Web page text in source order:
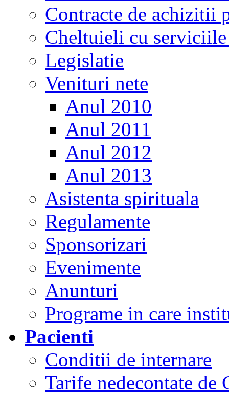
Contracte de achizitii
Cheltuieli cu
Legislatie
Venituri nete
Anul 2010
Anul 2011
Anul 2012
Anul 2013
Asistenta spirituala
Regulamente
Sponsorizari
Evenimente
Anunturi
Programe in care
Pacienti
Conditii de internare
Tarife nedecontate de